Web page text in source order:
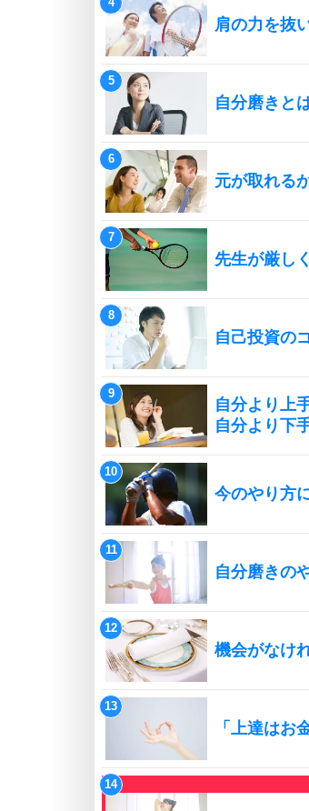
肩の力を抜
自分磨きと
元が取れる
先生が厳し
自己投資の
自分より上
自分より下
今のやり方
自分磨きの
機会がなけ
「上達はお